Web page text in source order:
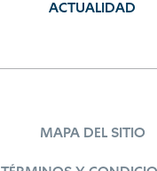
ACTUALIDAD
MAPA DEL SITIO